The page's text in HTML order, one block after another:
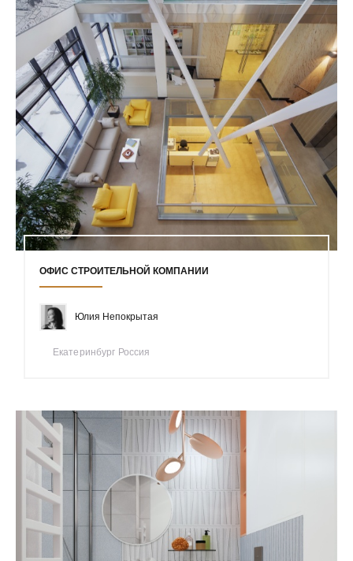
ОФИС СТРОИТЕЛЬНОЙ КОМПАНИИ
Юлия Непокрытая
Екатеринбург Россия